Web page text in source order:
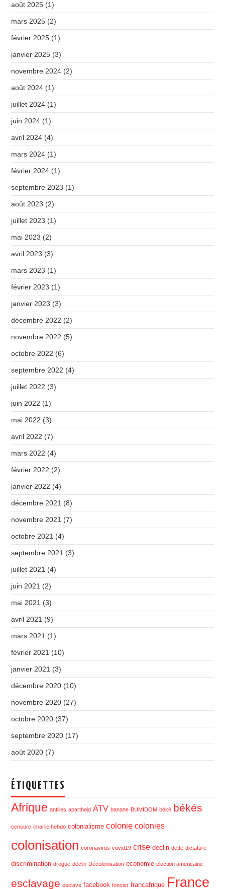
août 2025 (1)
mars 2025 (2)
février 2025 (1)
janvier 2025 (3)
novembre 2024 (2)
août 2024 (1)
juillet 2024 (1)
juin 2024 (1)
avril 2024 (4)
mars 2024 (1)
février 2024 (1)
septembre 2023 (1)
août 2023 (2)
juillet 2023 (1)
mai 2023 (2)
avril 2023 (3)
mars 2023 (1)
février 2023 (1)
janvier 2023 (3)
décembre 2022 (2)
novembre 2022 (5)
octobre 2022 (6)
septembre 2022 (4)
juillet 2022 (3)
juin 2022 (1)
mai 2022 (3)
avril 2022 (7)
mars 2022 (4)
février 2022 (2)
janvier 2022 (4)
décembre 2021 (8)
novembre 2021 (7)
octobre 2021 (4)
septembre 2021 (3)
juillet 2021 (4)
juin 2021 (2)
mai 2021 (3)
avril 2021 (9)
mars 2021 (1)
février 2021 (10)
janvier 2021 (3)
décembre 2020 (10)
novembre 2020 (27)
octobre 2020 (37)
septembre 2020 (17)
août 2020 (7)
ÉTIQUETTES
Afrique antilles apartheid ATV banane BUMIDOM béké békés
censure charlie hebdo colonialisme colonie colonies
colonisation coronavirus covid19 crise declin dette dictature
discrimination drogue déclin Décolonisation economie election americaine
esclavage esclave facebook foncier francafrique France